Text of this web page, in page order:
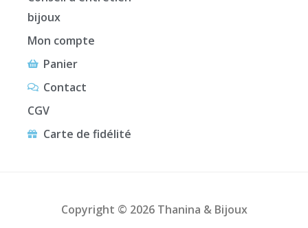
bijoux
Mon compte
Panier
Contact
CGV
Carte de fidélité
Copyright © 2026 Thanina & Bijoux